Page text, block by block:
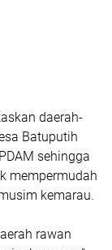
daerah-
Batuputih
sehingga
mempermudah
kemarau.
rawan